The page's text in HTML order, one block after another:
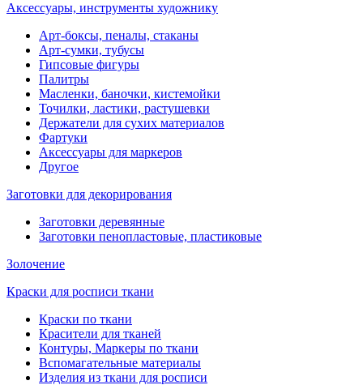
Аксессуары, инструменты художнику
Арт-боксы, пеналы, стаканы
Арт-сумки, тубусы
Гипсовые фигуры
Палитры
Масленки, баночки, кистемойки
Точилки, ластики, растушевки
Держатели для сухих материалов
Фартуки
Аксессуары для маркеров
Другое
Заготовки для декорирования
Заготовки деревянные
Заготовки пенопластовые, пластиковые
Золочение
Краски для росписи ткани
Краски по ткани
Красители для тканей
Контуры, Маркеры по ткани
Вспомагательные материалы
Изделия из ткани для росписи